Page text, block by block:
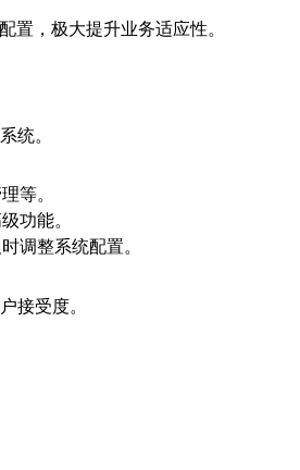
置，极大提升业务适应性。
统。
等。
功能。
调整系统配置。
接受度。